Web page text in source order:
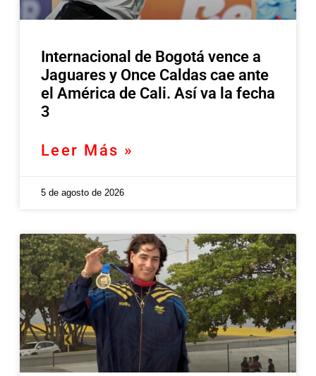
Internacional de Bogotá vence a
Jaguares y Once Caldas cae ante
el América de Cali. Así va la fecha
3
Leer Más »
5 de agosto de 2026